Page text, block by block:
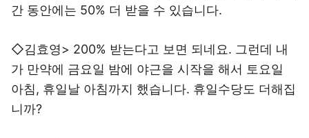
간 동안에는 50% 더 받을 수 있습니다.
◇김효영> 200% 받는다고 보면 되네요. 그런데 내
가 만약에 금요일 밤에 야근을 시작을 해서 토요일
아침, 휴일날 아침까지 했습니다. 휴일수당도 더해집
니까?